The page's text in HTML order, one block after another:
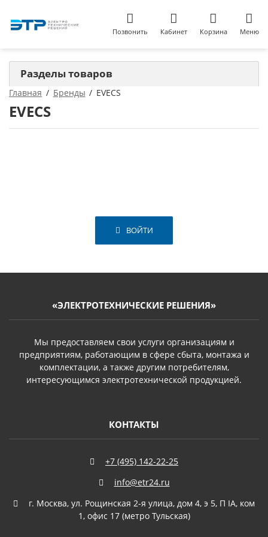
Позвонить Кабинет Корзина Меню
Главная Бренды EVECS
EVECS
Разделы товаров
ВОЙТИ
«ЭЛЕКТРОТЕХНИЧЕСКИЕ РЕШЕНИЯ»
Мы предоставляем свои услуги организациям и
предприятиям, работающим в сфере сбыта, монтажа и
комплектации, а также другим потребителям,
интересующимся электротехнической продукцией.
КОНТАКТЫ
+7 (495) 142-22-25
info@etr24.ru
г. Москва, ул. Рощинская 2-я улица, дом 4, э 5, П IА, ком
1, офис 17 (метро Тульская)